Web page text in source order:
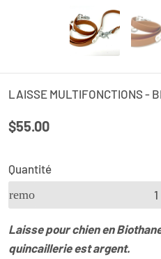
LAISSE MULTIFONCTIONS -
$55.00
Quantité
remove
Laisse pour chienen
quincaillerie est argent.